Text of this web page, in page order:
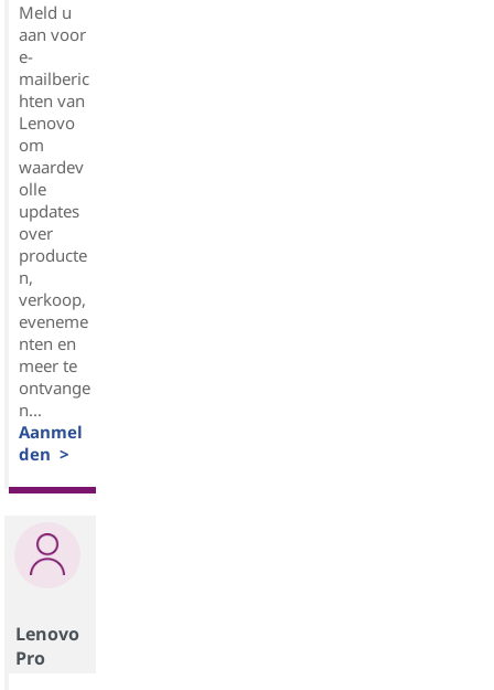
Meld u
aan voor
e-
mailberic
hten van
Lenovo
om
waardev
olle
updates
over
producte
n,
verkoop,
eveneme
nten en
meer te
ontvange
n...
Aanmel
den >
Lenovo
Pro